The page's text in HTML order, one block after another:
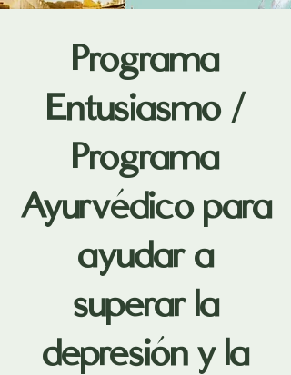
Programa
Entusiasmo /
Programa
Ayurvédico para
ayudar a
superar la
depresión y la